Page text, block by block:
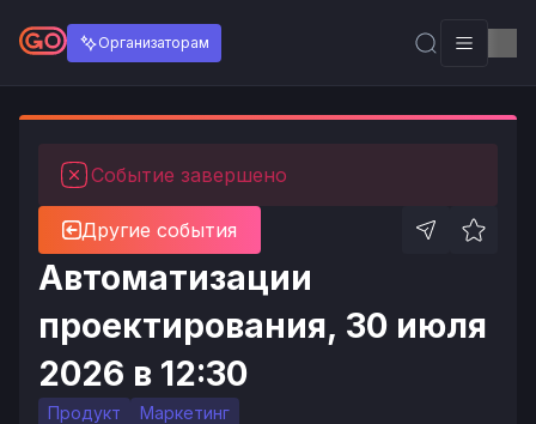
Организаторам
Событие завершено
Другие события
Автоматизации
проектирования, 30 июля
2026 в 12:30
Продукт Маркетинг